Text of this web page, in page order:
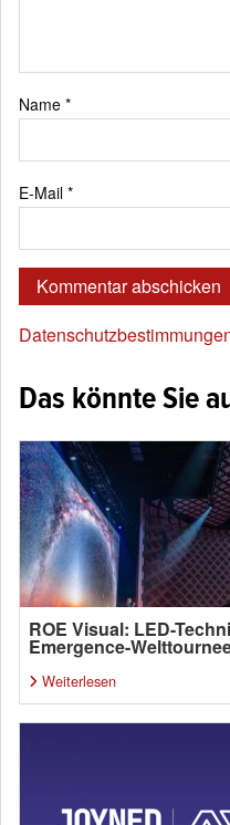
Name *
E-Mail *
Das könnte Sie
ROE Visual: LED-
Emergence-
Weiterlesen